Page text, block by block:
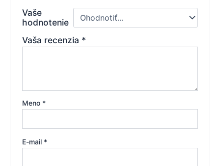
Vaše
hodnotenie
Vaša recenzia *
Meno *
E-mail *